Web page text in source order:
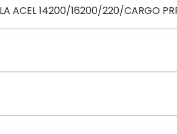
ACEL 14200/16200/220/CARGO